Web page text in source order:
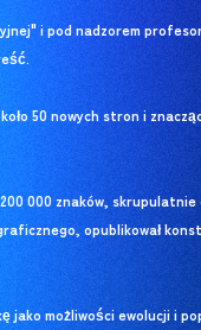
i pod nadzorem
50 nowych stron i
000 znaków,
opublikował
jako możliwości ewolucji i